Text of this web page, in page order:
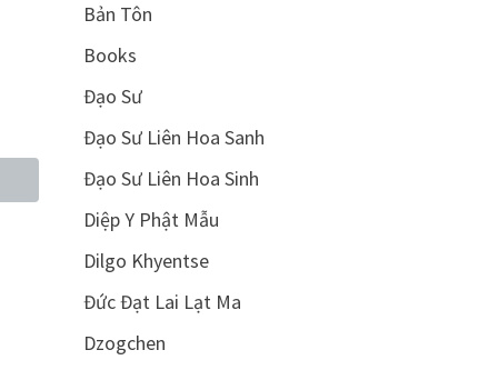
Bản Tôn
Books
Đạo Sư
Đạo Sư Liên Hoa Sanh
Đạo Sư Liên Hoa Sinh
Diệp Y Phật Mẫu
Dilgo Khyentse
Đức Đạt Lai Lạt Ma
Dzogchen